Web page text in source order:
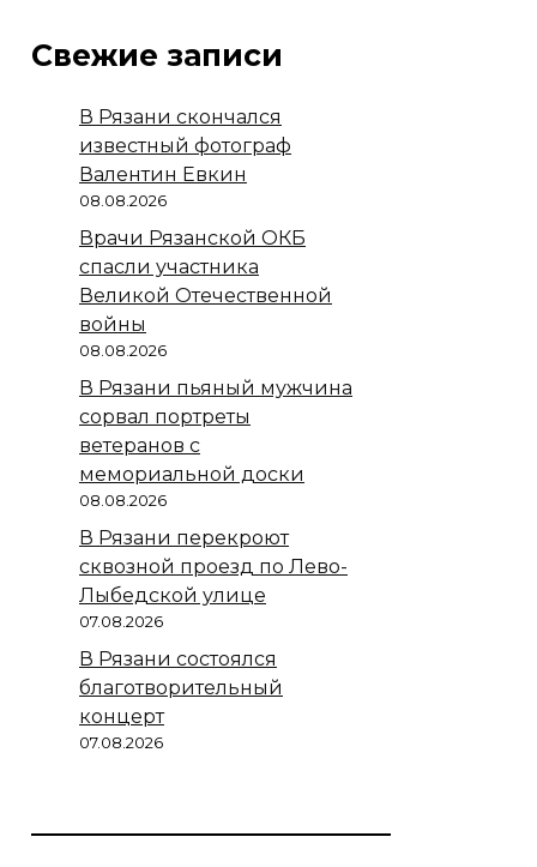
Свежие записи
В Рязани скончался
известный фотограф
Валентин Евкин
08.08.2026
Врачи Рязанской ОКБ
спасли участника
Великой Отечественной
войны
08.08.2026
В Рязани пьяный мужчина
сорвал портреты
ветеранов с
мемориальной доски
08.08.2026
В Рязани перекроют
сквозной проезд по Лево-
Лыбедской улице
07.08.2026
В Рязани состоялся
благотворительный
концерт
07.08.2026